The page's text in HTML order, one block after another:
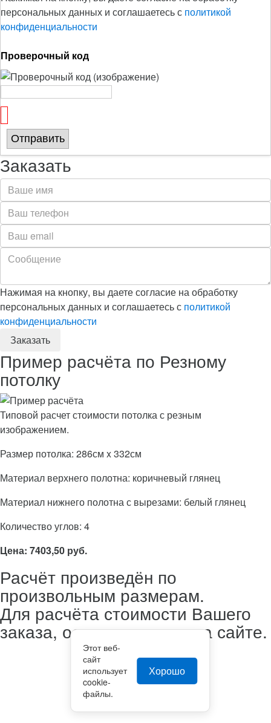
Этот веб-
сайт
использует
cookie-
файлы.
Хорошо
персональных данных и соглашаетесь с политикой
конфиденциальности
Проверочный код
Отправить
Заказать
Нажимая на кнопку, вы даете согласие на обработку
персональных данных и соглашаетесь с политикой
конфиденциальности
Пример расчёта по Резному
потолку
Типовой расчет стоимости потолка с резным
изображением.
Размер потолка: 286см x 332см
Материал верхнего полотна: коричневый глянец
Материал нижнего полотна с вырезами: белый глянец
Количество углов: 4
Цена: 7403,50 руб.
Расчёт произведён по
произвольным размерам.
Для расчёта стоимости Вашего
заказа, оставьте заявку на сайте.